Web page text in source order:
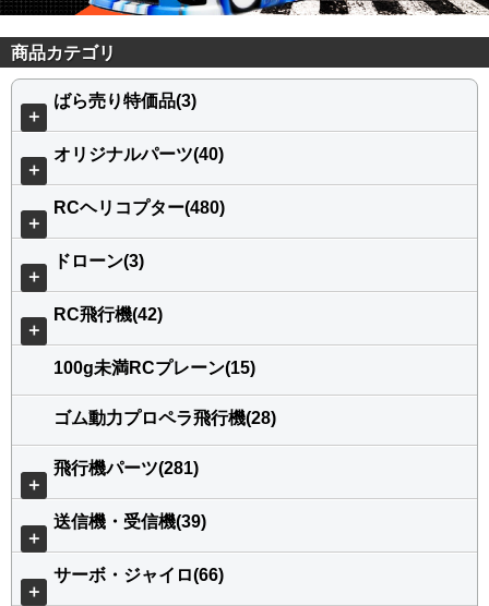
商品カテゴリ
＋
ばら売り特価品(3)
＋
オリジナルパーツ(40)
＋
RCヘリコプター(480)
＋
ドローン(3)
＋
RC飛行機(42)
100g未満RCプレーン(15)
ゴム動力プロペラ飛行機(28)
＋
飛行機パーツ(281)
＋
送信機・受信機(39)
＋
サーボ・ジャイロ(66)